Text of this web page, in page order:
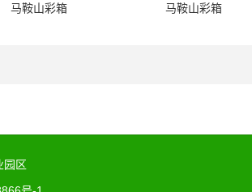
马鞍山彩箱 马鞍山彩箱
园区